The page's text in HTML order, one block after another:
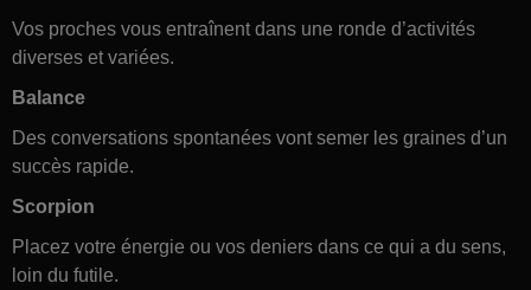
Vos proches vous entraînent dans une ronde d’activités
diverses et variées.
Balance
Des conversations spontanées vont semer les graines d’un
succès rapide.
Scorpion
Placez votre énergie ou vos deniers dans ce qui a du sens,
loin du futile.